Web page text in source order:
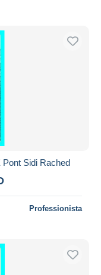
Sidi Rached
Professionista